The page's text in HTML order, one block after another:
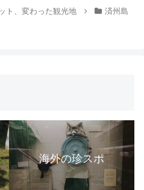
ト、変わった観光地
済州島
海外の珍スポ